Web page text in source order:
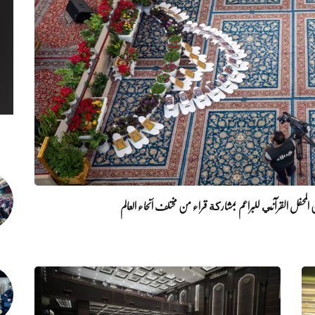
القرآني للبراعم بمشاركة قراء من مختلف أنحاء العالم